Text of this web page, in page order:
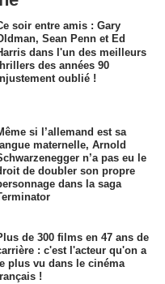
soir entre amis : Gary
Sean Penn et Ed
dans l'un des meilleurs
des années 90
oublié !
si l’allemand est sa
langue maternelle, Arnold
n’a pas eu le
de doubler son propre
dans la saga
de 300 films en 47 ans de
: c'est l'acteur qu'on a
le plus vu dans le cinéma
!